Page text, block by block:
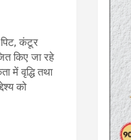
पिट, कंटूर
किए जा रहे
में वृद्धि तथा
को